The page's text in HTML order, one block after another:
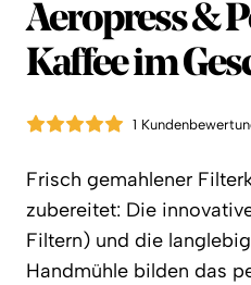
Coffee Circle
Aeropress &
Kaffee im
1
Frisch gemahlener
zubereitet: Die
Filtern) und die
Handmühle bilden das